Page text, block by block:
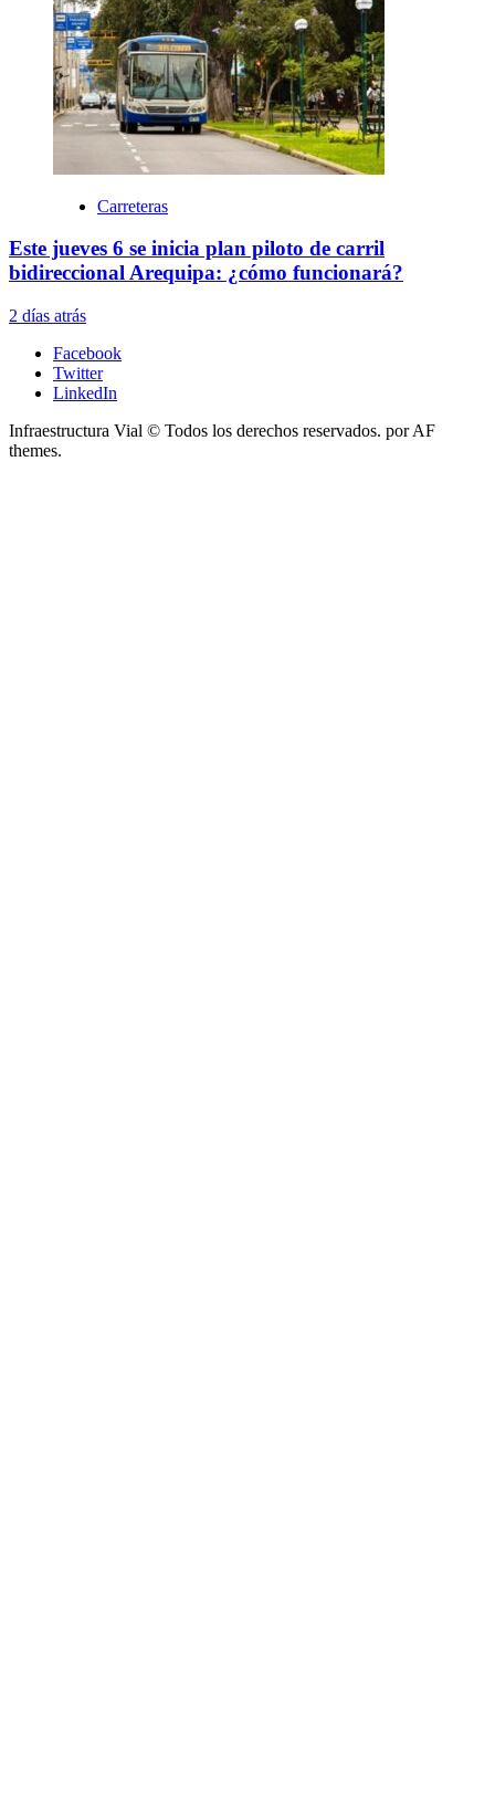
Carreteras
Este jueves 6 se inicia plan piloto de carril
bidireccional Arequipa: ¿cómo funcionará?
2 días atrás
Facebook
Twitter
LinkedIn
Infraestructura Vial © Todos los derechos reservados. por AF
themes.